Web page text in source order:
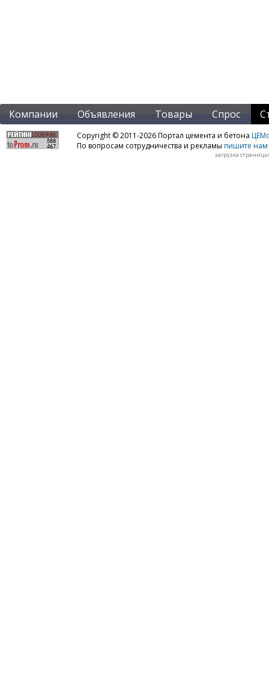
Компании Объявления Товары Спрос
Copyright © 2011-2026 Портал цемента и бетона
По вопросам сотрудничества и рекламы пишите нам
загрузка